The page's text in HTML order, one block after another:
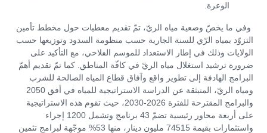
الوعرة.
وفي ما يخصّ وضعية مياه الريّ، تمّ تقديم معطيات حول مخطط تأمين
التزوّد بمياه الرّي للسنة الجارية حسب منظومة السدود وتوزيعها حسب
الولايات وذلك في إطار الاستعداد للموسم الفلاحي، مع التأكيد على
ضرورة ترشيد استغلال مياه الريّ في كافّة المناطق. كما تمّ تقديم أهمّ
البرامج الهادفة إلى تطوير واقع وآفاق قطاع المياه الصالحة للشرب
ومياه الريّ، المنبثقة عن الدراسة الاستراتيجية للمياه في أفق 2050
والبرامج المقترحة للفترة 2026-2030، حيث تقوم هذه الاستراتيجية
على أربعة محاور رئيسية تضمّ 43 برنامج وتشمل 1200 إجراء
واستثمارات بقيمة 74515 مليون دينار، منها 53% موجّهة لبرامج تثمين